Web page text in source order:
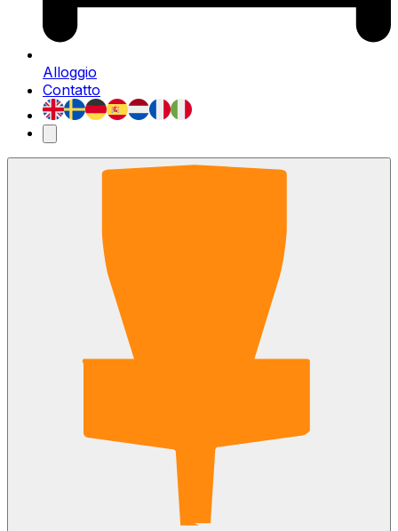
Alloggio
Contatto